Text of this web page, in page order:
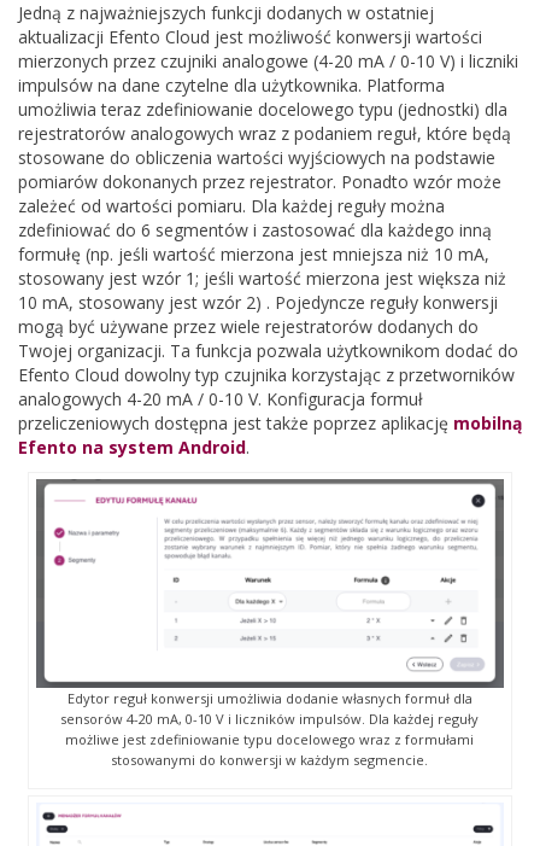
Jedną z najważniejszych funkcji dodanych w ostatniej
aktualizacji Efento Cloud jest możliwość konwersji wartości
mierzonych przez czujniki analogowe (4-20 mA / 0-10 V) i liczniki
impulsów na dane czytelne dla użytkownika. Platforma
umożliwia teraz zdefiniowanie docelowego typu (jednostki) dla
rejestratorów analogowych wraz z podaniem reguł, które będą
stosowane do obliczenia wartości wyjściowych na podstawie
pomiarów dokonanych przez rejestrator. Ponadto wzór może
zależeć od wartości pomiaru. Dla każdej reguły można
zdefiniować do 6 segmentów i zastosować dla każdego inną
formułę (np. jeśli wartość mierzona jest mniejsza niż 10 mA,
stosowany jest wzór 1; jeśli wartość mierzona jest większa niż
10 mA, stosowany jest wzór 2) . Pojedyncze reguły konwersji
mogą być używane przez wiele rejestratorów dodanych do
Twojej organizacji. Ta funkcja pozwala użytkownikom dodać do
Efento Cloud dowolny typ czujnika korzystając z przetworników
analogowych 4-20 mA / 0-10 V. Konfiguracja formuł
przeliczeniowych dostępna jest także poprzez aplikację mobilną
Efento na system Android.
Edytor reguł konwersji umożliwia dodanie własnych formuł dla
sensorów 4-20 mA, 0-10 V i liczników impulsów. Dla każdej reguły
możliwe jest zdefiniowanie typu docelowego wraz z formułami
stosowanymi do konwersji w każdym segmencie.